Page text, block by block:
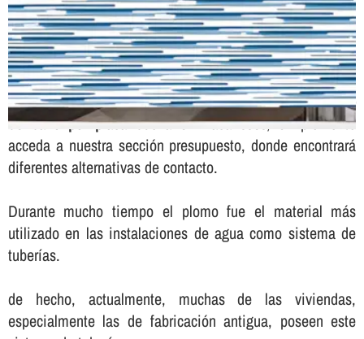
Para solicitar presupuesto sin compromiso para elcambio
de baño por placa ducha en Vacarisses, simplemente
acceda a nuestra sección presupuesto, donde encontrará
diferentes alternativas de contacto.
Durante mucho tiempo el plomo fue el material más
utilizado en las instalaciones de agua como sistema de
tuberí­as.
de hecho, actualmente, muchas de las viviendas,
especialmente las de fabricación antigua, poseen este